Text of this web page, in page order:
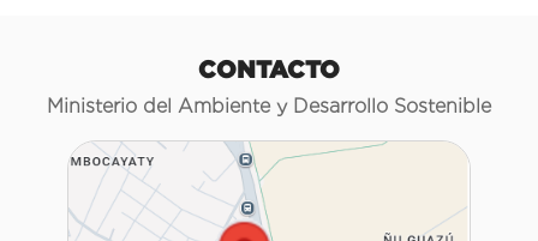
CONTACTO
Ministerio del Ambiente y Desarrollo Sostenible